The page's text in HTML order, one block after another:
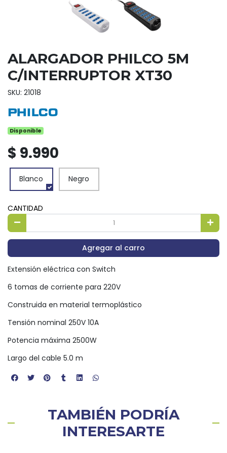
ALARGADOR PHILCO 5M
C/INTERRUPTOR XT30
SKU: 21018
Disponible
$ 9.990
Blanco Negro
CANTIDAD
Agregar al carro
Extensión eléctrica con Switch
6 tomas de corriente para 220V
Construida en material termoplástico
Tensión nominal 250V 10A
Potencia máxima 2500W
Largo del cable 5.0 m
TAMBIÉN PODRÍA
INTERESARTE